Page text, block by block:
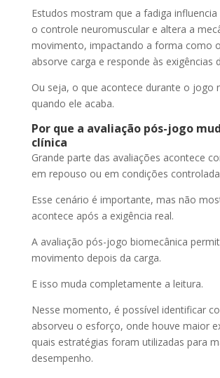
Estudos mostram que a fadiga
o controle neuromuscular e altera a
movimento, impactando a forma como
absorve carga e responde às exigências
Ou seja, o que acontece durante o jogo
quando ele acaba.
Por que a avaliação pós-jogo
clínica
Grande parte das avaliações acontece
em repouso ou em condições
Esse cenário é importante, mas não
acontece após a exigência real.
A avaliação pós-jogo biomecânica
movimento depois da carga.
E isso muda completamente a leitura.
Nesse momento, é possível identificar
absorveu o esforço, onde houve maior
quais estratégias foram utilizadas para
desempenho.